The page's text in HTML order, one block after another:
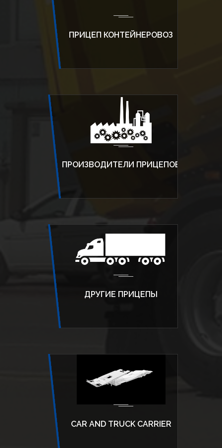
ПРИЦЕП КОНТЕЙНЕРОВОЗ
ПРОИЗВОДИТЕЛИ ПРИЦЕПОВ
ДРУГИЕ ПРИЦЕПЫ
CAR AND TRUCK CARRIER